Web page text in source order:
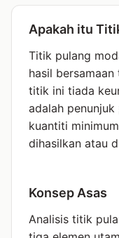
Apakah itu
Titik pulang
hasil
titik ini tiada
adalah
kuantiti
dihasilkan atau
Konsep Asas
Analisis titik